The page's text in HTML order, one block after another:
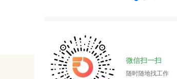
微信扫一扫
随时随地找工作